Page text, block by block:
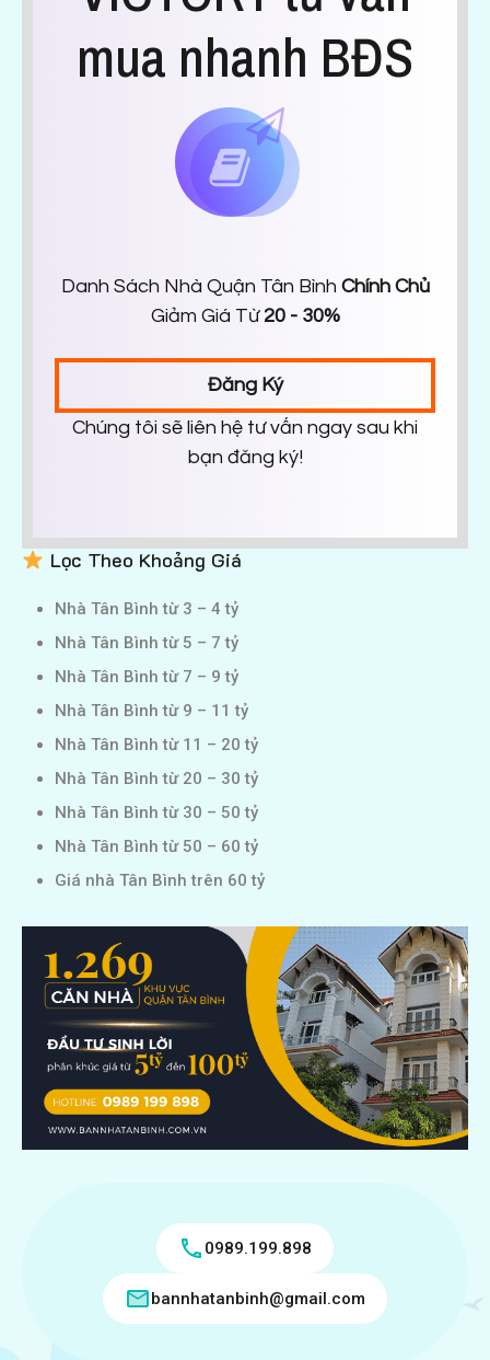
mua nhanh BĐS
Danh Sách Nhà Quận Tân Bình Chính Chủ
Giảm Giá Từ 20 - 30%
Đăng Ký
Chúng tôi sẽ liên hệ tư vấn ngay sau khi
bạn đăng ký!
Lọc Theo Khoảng Giá
Nhà Tân Bình từ 3 – 4 tỷ
Nhà Tân Bình từ 5 – 7 tỷ
Nhà Tân Bình từ 7 – 9 tỷ
Nhà Tân Bình từ 9 – 11 tỷ
Nhà Tân Bình từ 11 – 20 tỷ
Nhà Tân Bình từ 20 – 30 tỷ
Nhà Tân Bình từ 30 – 50 tỷ
Nhà Tân Bình từ 50 – 60 tỷ
Giá nhà Tân Bình trên 60 tỷ
0989.199.898
bannhatanbinh@gmail.com